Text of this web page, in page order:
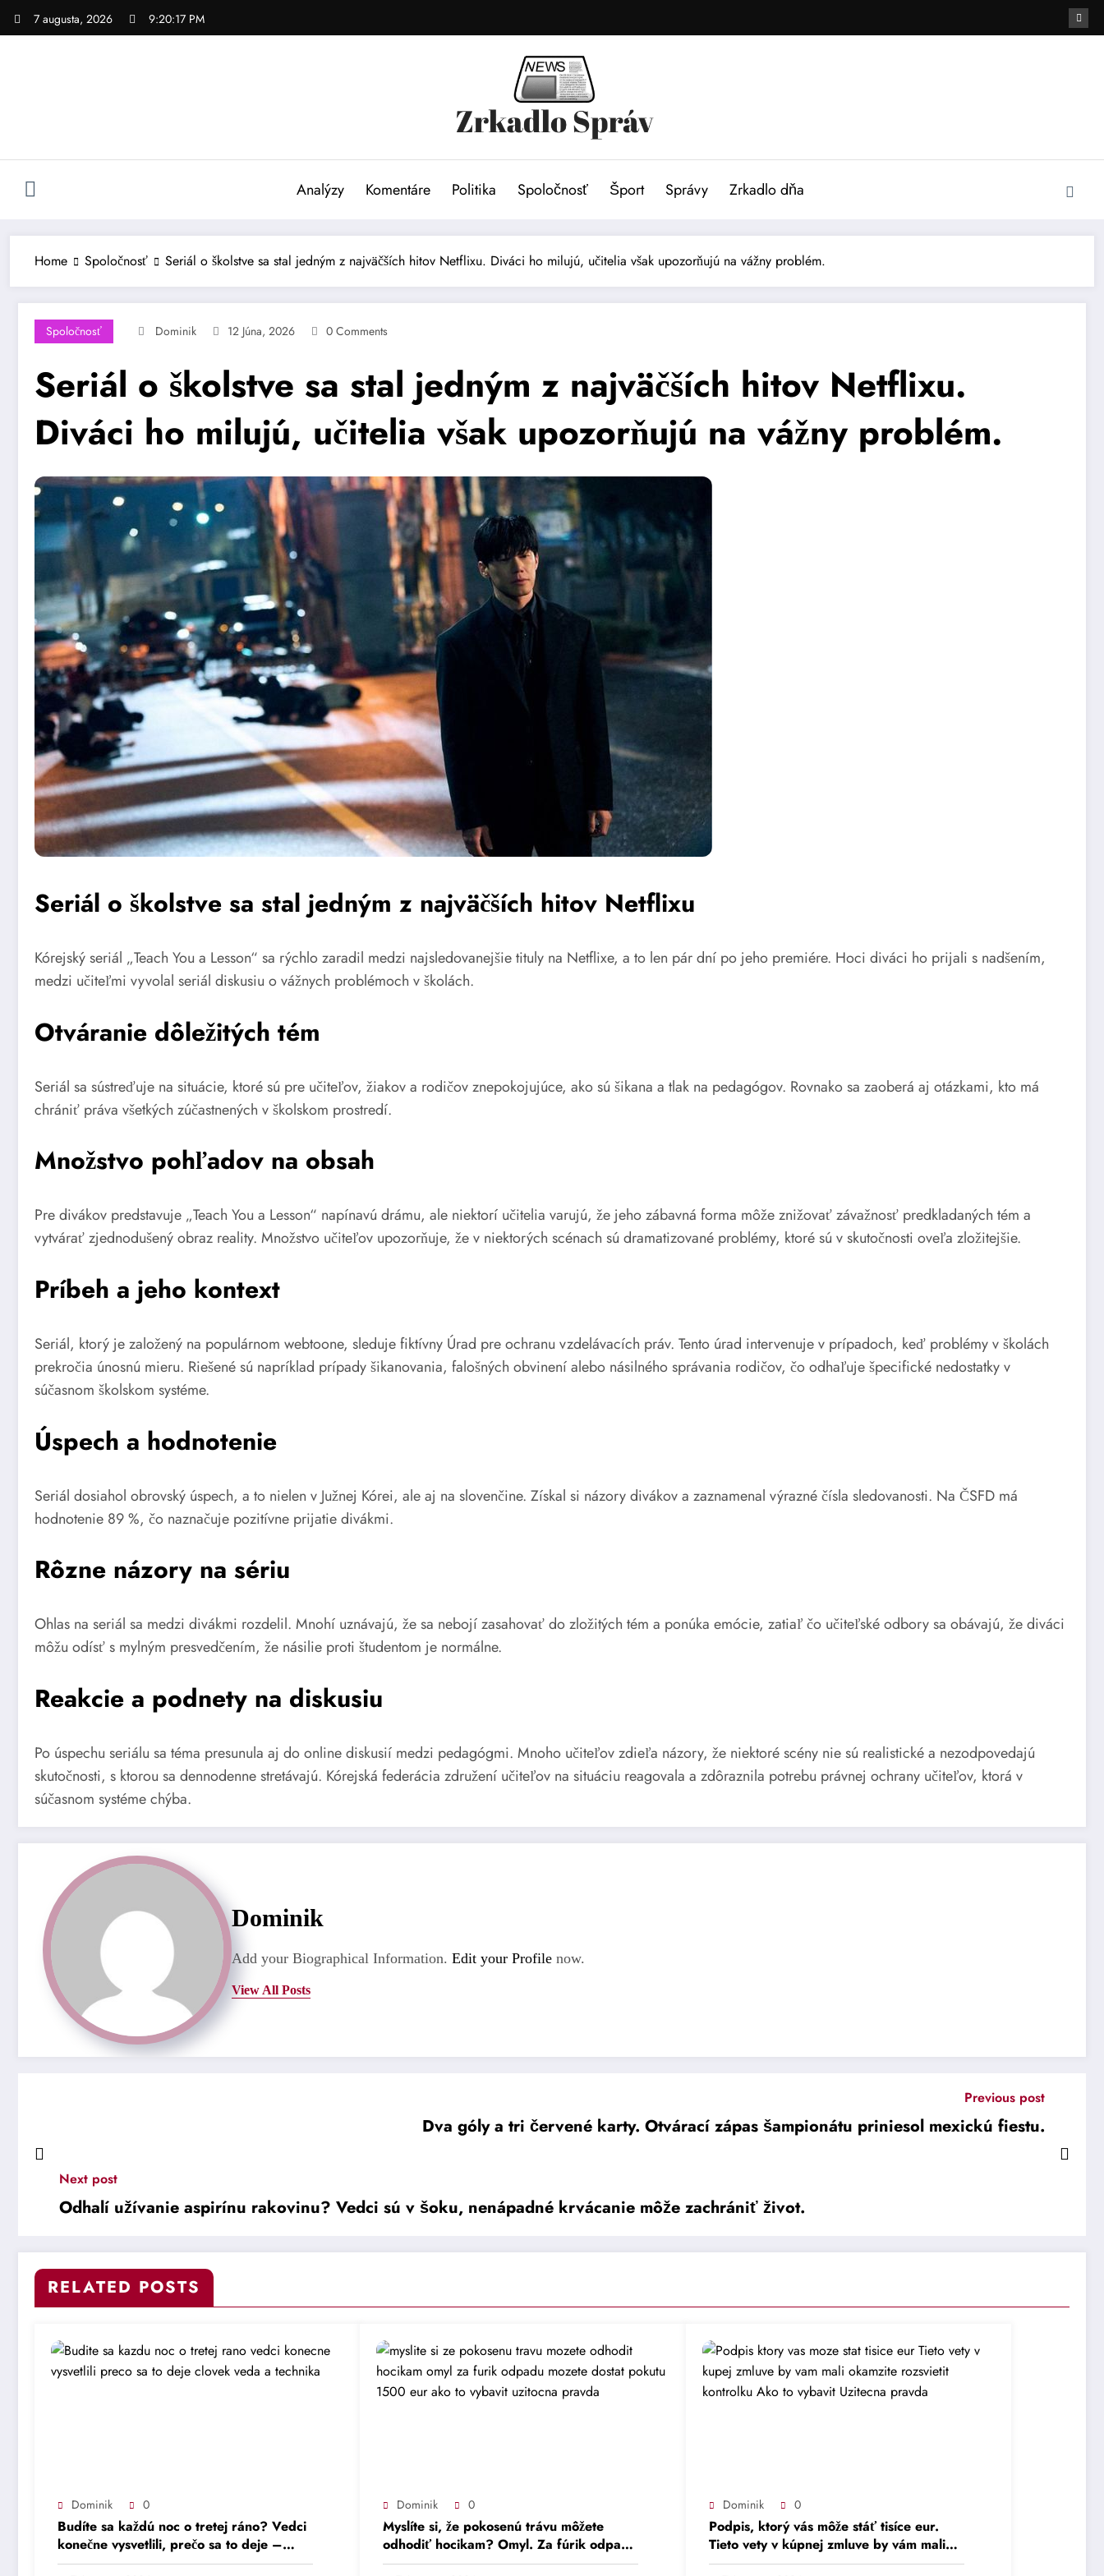
7 augusta, 2026 9:20:18 PM
Analýzy Komentáre Politika Spoločnosť Šport Správy Zrkadlo dňa
Home Spoločnosť Seriál o školstve sa stal jedným z najväčších hitov Netflixu. Diváci ho milujú, učitelia však upozorňujú na vážny problém.
Spoločnosť Dominik 12 Júna, 2026 0 Comments
Seriál o školstve sa stal jedným z najväčších hitov Netflixu.
Diváci ho milujú, učitelia však upozorňujú na vážny problém.
Seriál o školstve sa stal jedným z najväčších hitov Netflixu
Kórejský seriál „Teach You a Lesson“ sa rýchlo zaradil medzi najsledovanejšie tituly na Netflixe, a to len pár dní po jeho premiére. Hoci diváci ho prijali s nadšením,
medzi učiteľmi vyvolal seriál diskusiu o vážnych problémoch v školách.
Otváranie dôležitých tém
Seriál sa sústreďuje na situácie, ktoré sú pre učiteľov, žiakov a rodičov znepokojujúce, ako sú šikana a tlak na pedagógov. Rovnako sa zaoberá aj otázkami, kto má
chrániť práva všetkých zúčastnených v školskom prostredí.
Množstvo pohľadov na obsah
Pre divákov predstavuje „Teach You a Lesson“ napínavú drámu, ale niektorí učitelia varujú, že jeho zábavná forma môže znižovať závažnosť predkladaných tém a
vytvárať zjednodušený obraz reality. Množstvo učiteľov upozorňuje, že v niektorých scénach sú dramatizované problémy, ktoré sú v skutočnosti oveľa zložitejšie.
Príbeh a jeho kontext
Seriál, ktorý je založený na populárnom webtoone, sleduje fiktívny Úrad pre ochranu vzdelávacích práv. Tento úrad intervenuje v prípadoch, keď problémy v školách
prekročia únosnú mieru. Riešené sú napríklad prípady šikanovania, falošných obvinení alebo násilného správania rodičov, čo odhaľuje špecifické nedostatky v
súčasnom školskom systéme.
Úspech a hodnotenie
Seriál dosiahol obrovský úspech, a to nielen v Južnej Kórei, ale aj na slovenčine. Získal si názory divákov a zaznamenal výrazné čísla sledovanosti. Na ČSFD má
hodnotenie 89 %, čo naznačuje pozitívne prijatie divákmi.
Rôzne názory na sériu
Ohlas na seriál sa medzi divákmi rozdelil. Mnohí uznávajú, že sa nebojí zasahovať do zložitých tém a ponúka emócie, zatiaľ čo učiteľské odbory sa obávajú, že diváci
môžu odísť s mylným presvedčením, že násilie proti študentom je normálne.
Reakcie a podnety na diskusiu
Po úspechu seriálu sa téma presunula aj do online diskusií medzi pedagógmi. Mnoho učiteľov zdieľa názory, že niektoré scény nie sú realistické a nezodpovedajú
skutočnosti, s ktorou sa dennodenne stretávajú. Kórejská federácia združení učiteľov na situáciu reagovala a zdôraznila potrebu právnej ochrany učiteľov, ktorá v
súčasnom systéme chýba.
Dominik
Add your Biographical Information. Edit your Profile now.
View All Posts
Previous post
Dva góly a tri červené karty. Otvárací zápas šampionátu priniesol mexickú fiestu.
Next post
Odhalí užívanie aspirínu rakovinu? Vedci sú v šoku, nenápadné krvácanie môže zachrániť život.
RELATED POSTS
Dominik 0
Budíte sa každú noc o tretej ráno? Vedci
konečne vysvetlili, prečo sa to deje –
Človek – Veda a technika
Dominik 0
Myslíte si, že pokosenú trávu môžete
odhodiť hocikam? Omyl. Za fúrik odpadu
môžete dostať pokutu 1 500 eur – Ako
Dominik 0
Podpis, ktorý vás môže stáť tisíce eur.
Tieto vety v kúpnej zmluve by vám mali
okamžite rozsvietiť kontrolku – Ako to